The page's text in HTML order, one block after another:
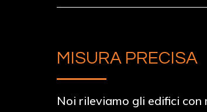
MISURA PRECISA
Noi rileviamo gli edifici con